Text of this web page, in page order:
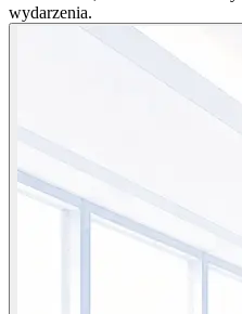
wydarzenia.